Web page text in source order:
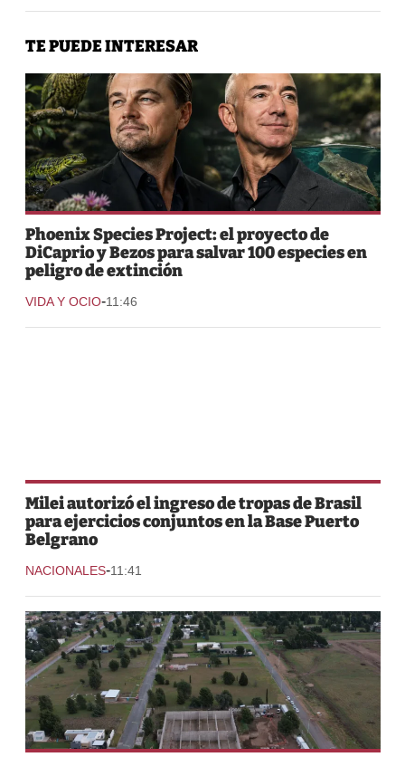
TE PUEDE INTERESAR
Phoenix Species Project: el proyecto de
DiCaprio y Bezos para salvar 100 especies en
peligro de extinción
VIDA Y OCIO-11:46
Milei autorizó el ingreso de tropas de Brasil
para ejercicios conjuntos en la Base Puerto
Belgrano
NACIONALES-11:41